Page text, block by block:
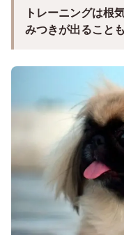
トレーニングは根
みつきが出ることも